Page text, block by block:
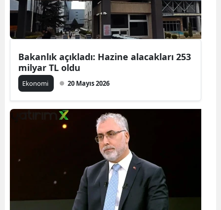
Bakanlık açıkladı: Hazine alacakları 253
milyar TL oldu
Ekonomi 20 Mayıs 2026